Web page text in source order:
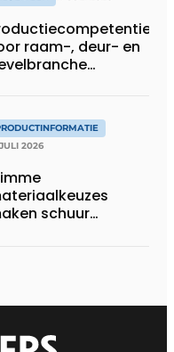
raam-, deur- en
2026
schuur